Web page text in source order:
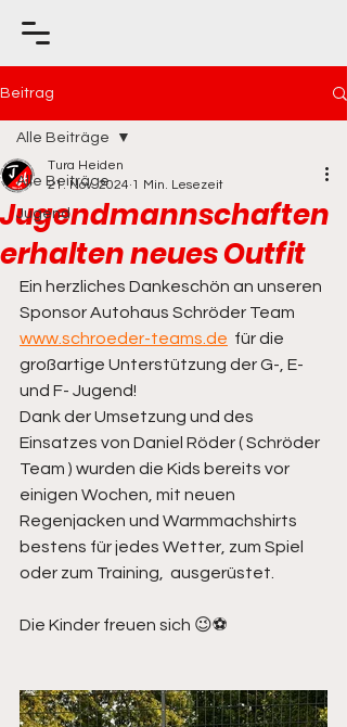
Beitrag
Alle Beiträge
Jugend
Alle Beiträge
Jugendmannschaften
erhalten neues Outfit
Tura Heiden
21. Nov. 2024 1 Min. Lesezeit
Ein herzliches Dankeschön an unseren
Sponsor Autohaus Schröder Team
www.schroeder-teams.de
  für die
großartige Unterstützung der G-, E-
und F- Jugend!
Dank der Umsetzung und des
Einsatzes von Daniel Röder ( Schröder
Team ) wurden die Kids bereits vor
einigen Wochen, mit neuen
Regenjacken und Warmmachshirts
bestens für jedes Wetter, zum Spiel
oder zum Training,  ausgerüstet.
Die Kinder freuen sich 😉⚽